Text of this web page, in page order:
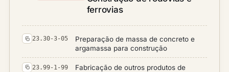
ferrovias
23.30-3-05
Preparação de massa de concreto e
argamassa para construção
23.99-1-99
Fabricação de outros produtos de